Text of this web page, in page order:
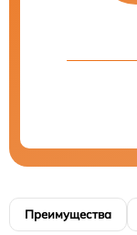
Преимущества